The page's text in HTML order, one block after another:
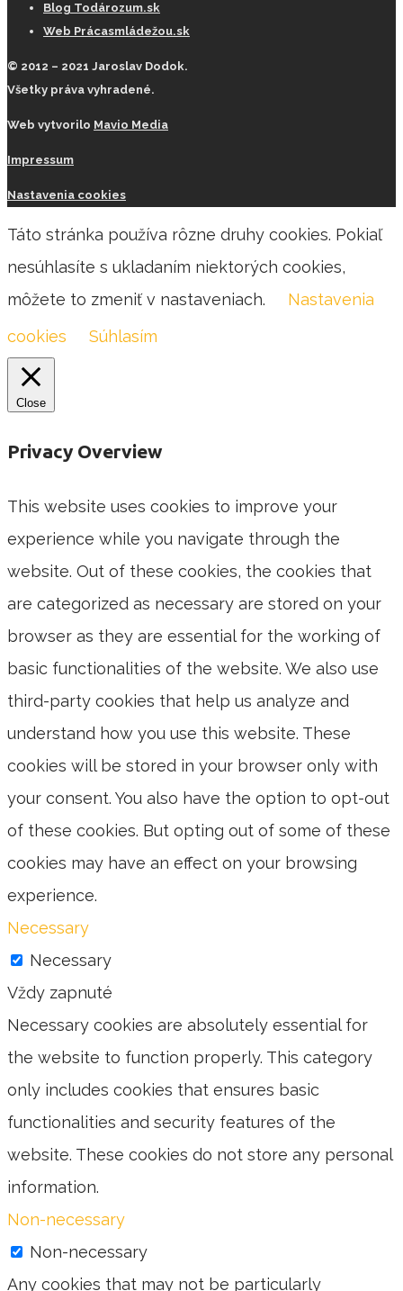
Blog Todározum.sk
Web Prácasmládežou.sk
© 2012 – 2021 Jaroslav Dodok.
Všetky práva vyhradené.
Web vytvorilo Mavio Media
Impressum
Nastavenia cookies
Táto stránka používa rôzne druhy cookies. Pokiaľ
nesúhlasíte s ukladaním niektorých cookies,
môžete to zmeniť v nastaveniach.
Nastavenia
cookies
Súhlasím
Close
Privacy Overview
This website uses cookies to improve your
experience while you navigate through the
website. Out of these cookies, the cookies that
are categorized as necessary are stored on your
browser as they are essential for the working of
basic functionalities of the website. We also use
third-party cookies that help us analyze and
understand how you use this website. These
cookies will be stored in your browser only with
your consent. You also have the option to opt-out
of these cookies. But opting out of some of these
cookies may have an effect on your browsing
experience.
Necessary
Necessary
Vždy zapnuté
Necessary cookies are absolutely essential for
the website to function properly. This category
only includes cookies that ensures basic
functionalities and security features of the
website. These cookies do not store any personal
information.
Non-necessary
Non-necessary
Any cookies that may not be particularly